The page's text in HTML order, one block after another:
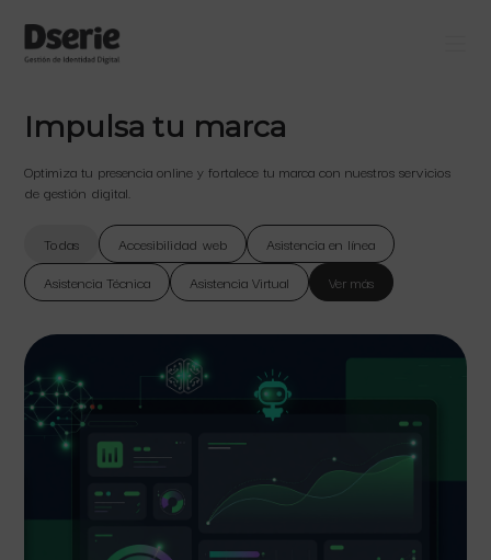
Impulsa tu marca
Optimiza tu presencia online y fortalece tu marca con nuestros servicios
de gestión digital.
Todas Accesibilidad web
Asistencia en línea
Asistencia Técnica
Asistencia Virtual Ver más